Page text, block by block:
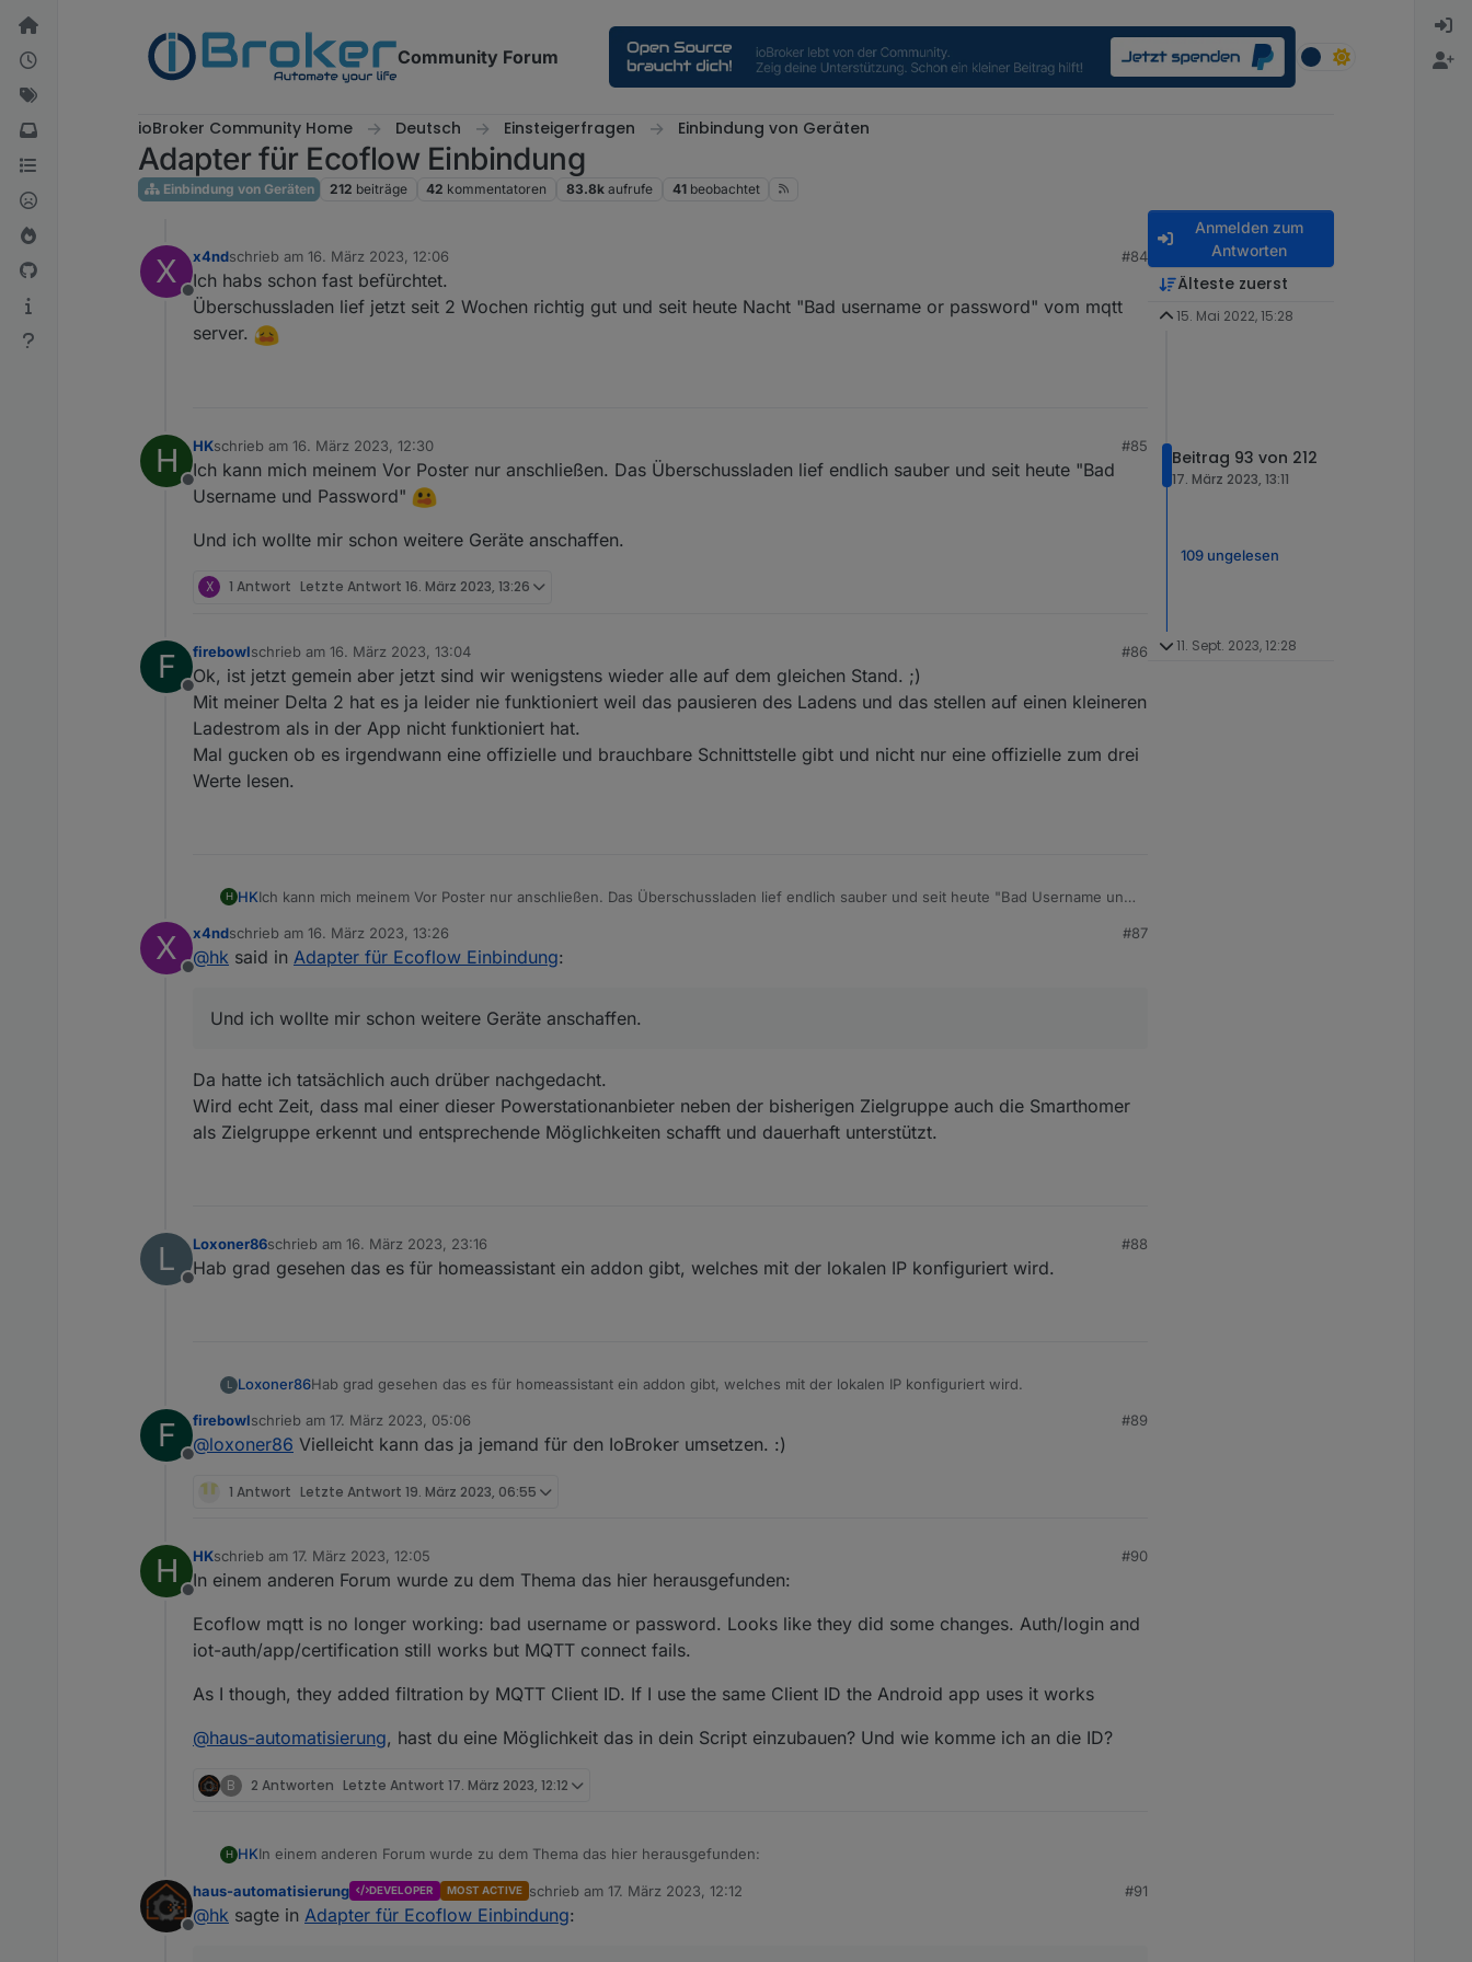
Weiter zum Inhalt
Community Forum
ioBroker Community Home Deutsch Einsteigerfragen Einbindung von Geräten
Adapter für Ecoflow Einbindung
Einbindung von Geräten 212 beiträge 42 kommentatoren 83.8k aufrufe 41 beobachtet
X
Offline
x4ndschrieb am 16. März 2023, 12:06
zuletzt editiert von
#84
Ich habs schon fast befürchtet.
Überschussladen lief jetzt seit 2 Wochen richtig gut und seit heute Nacht "Bad username or password" vom mqtt
server.
H
Offline
HKschrieb am 16. März 2023, 12:30
zuletzt editiert von
#85
Ich kann mich meinem Vor Poster nur anschließen. Das Überschussladen lief endlich sauber und seit heute "Bad
Username und Password"
Und ich wollte mir schon weitere Geräte anschaffen.
X 1 Antwort Letzte Antwort 16. März 2023, 13:26
F
Offline
firebowlschrieb am 16. März 2023, 13:04
zuletzt editiert von
#86
Ok, ist jetzt gemein aber jetzt sind wir wenigstens wieder alle auf dem gleichen Stand. ;)
Mit meiner Delta 2 hat es ja leider nie funktioniert weil das pausieren des Ladens und das stellen auf einen kleineren
Ladestrom als in der App nicht funktioniert hat.
Mal gucken ob es irgendwann eine offizielle und brauchbare Schnittstelle gibt und nicht nur eine offizielle zum drei
Werte lesen.
H HKIch kann mich meinem Vor Poster nur anschließen. Das Überschussladen lief endlich sauber und seit heute "Bad Username und
Und ich wollte mir schon weitere Geräte anschaffen.
X
Offline
x4ndschrieb am 16. März 2023, 13:26
zuletzt editiert von
#87
@hk said in Adapter für Ecoflow Einbindung:
Und ich wollte mir schon weitere Geräte anschaffen.
Da hatte ich tatsächlich auch drüber nachgedacht.
Wird echt Zeit, dass mal einer dieser Powerstationanbieter neben der bisherigen Zielgruppe auch die Smarthomer
als Zielgruppe erkennt und entsprechende Möglichkeiten schafft und dauerhaft unterstützt.
L
Offline
Loxoner86schrieb am 16. März 2023, 23:16
zuletzt editiert von
#88
Hab grad gesehen das es für homeassistant ein addon gibt, welches mit der lokalen IP konfiguriert wird.
L Loxoner86Hab grad gesehen das es für homeassistant ein addon gibt, welches mit der lokalen IP konfiguriert wird.
F
Offline
firebowlschrieb am 17. März 2023, 05:06
zuletzt editiert von
#89
@loxoner86 Vielleicht kann das ja jemand für den IoBroker umsetzen. :)
1 Antwort Letzte Antwort 19. März 2023, 06:55
H
Offline
HKschrieb am 17. März 2023, 12:05
zuletzt editiert von
#90
In einem anderen Forum wurde zu dem Thema das hier herausgefunden:
Ecoflow mqtt is no longer working: bad username or password. Looks like they did some changes. Auth/login and
iot-auth/app/certification still works but MQTT connect fails.
As I though, they added filtration by MQTT Client ID. If I use the same Client ID the Android app uses it works
@haus-automatisierung, hast du eine Möglichkeit das in dein Script einzubauen? Und wie komme ich an die ID?
B 2 Antworten Letzte Antwort 17. März 2023, 12:12
H HKIn einem anderen Forum wurde zu dem Thema das hier herausgefunden:
Ecoflow mqtt is no longer working: bad username or password. Looks like they did some changes. Auth/login and iot-
auth/app/certification still works but MQTT connect fails.
Offline
haus-automatisierung DEVELOPER MOST ACTIVE schrieb am17. März 2023, 12:12
zuletzt editiert von
#91
@hk sagte in Adapter für Ecoflow Einbindung:
Anmelden zum
Antworten
Älteste zuerst
15. Mai 2022, 15:28
Beitrag 93 von 212
17. März 2023, 13:11
109 ungelesen
11. Sept. 2023, 12:28